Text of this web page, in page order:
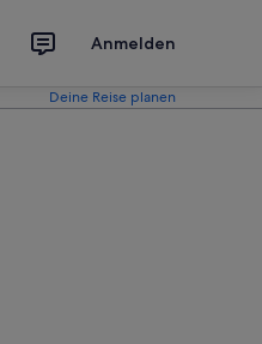
Anmelden
Deine Reise planen